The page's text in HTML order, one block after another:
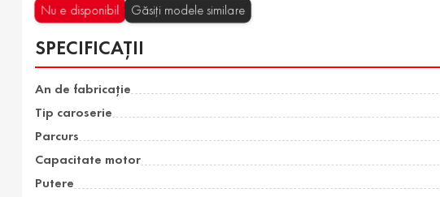
Nu e disponibil Găsiți modele similare
SPECIFICAȚII
An de fabricație
Tip caroserie
Parcurs
Capacitate motor
Putere